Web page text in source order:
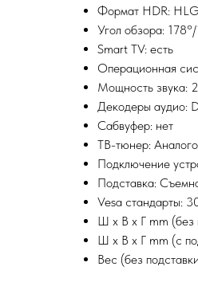
Формат HDR:
Угол обзора:
Smart TV: есть
Операционная
Мощность звука:
Декодеры аудио:
Сабвуфер: нет
ТВ-тюнер:
Подключение
Подставка:
Vesa стандарты:
Ш x В x Г mm (без
Ш x В x Г mm (с
Вес (без